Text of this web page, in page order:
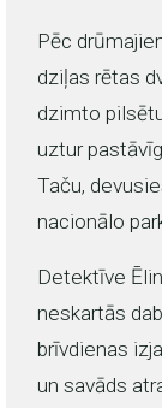
Pēc
dziļas rētas
dzimto
uztur
Taču,
nacionālo
Detektīve
neskartās
brīvdienas
un savāds